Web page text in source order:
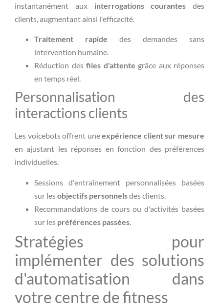
instantanément aux interrogations courantes des
clients, augmentant ainsi l'efficacité.
Traitement rapide des demandes sans
intervention humaine.
Réduction des files d'attente grâce aux réponses
en temps réel.
Personnalisation des
interactions clients
Les voicebots offrent uneexpérience client sur mesure
en ajustant les réponses en fonction des préférences
individuelles.
Sessions d'entraînement personnalisées basées
sur lesobjectifs personnelsdes clients.
Recommandations de cours ou d'activités basées
sur les préférences passées
Stratégies pour
implémenter des solutions
d'automatisation dans
votre centre de fitness